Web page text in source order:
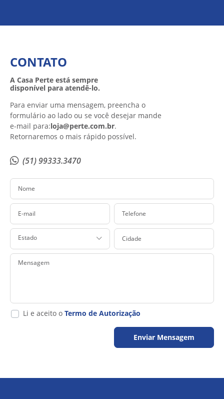
CONTATO
A Casa Perte está sempre
disponível para atendê-lo.
Para enviar uma mensagem, preencha o
formulário ao lado ou se você desejar mande
e-mail para:loja@perte.com.br.
Retornaremos o mais rápido possível.
(51) 99333.3470
Nome
E-mail Telefone
Estado
Cidade
Mensagem
Li e aceito oTermo de Autorização
Enviar Mensagem